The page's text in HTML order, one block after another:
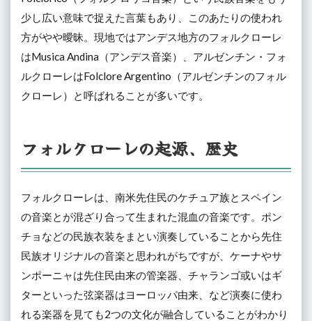
フォ
ルク
ロー
有名
曲、
代表
曲
ゼン
チン
ォル
ーレ
少し広い意味で捉えた言葉もあり、このあたりの使われ
方がやや曖昧。現地ではアンデス地方のフォルクローレ
はMusica Andina（アンデス音楽）、アルゼンチン・フォ
ルクローレはFolclore Argentino（アルゼンチンのフォル
クローレ）と呼ばれることが多いです。
フォルクローレの起源、歴史
フォルクローレは、南米先住民のケチュア族とスペイン
の音楽とが混ざり合って生まれた混血の音楽です。ポン
チョなどの民族衣装をまとい演奏していることから先住
民族オリジナルの音楽と思われがちですが、ケーナやサ
ンポーニャは先住民由来の管楽器、チャランゴ或いはギ
ターといった弦楽器はヨーロッパ由来、など演奏に使わ
れる楽器を見ても2つの文化が融合していることがわかり